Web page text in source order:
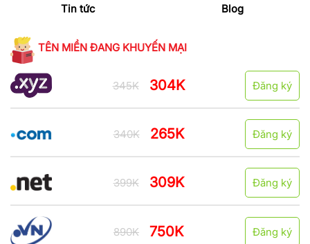
Tin tức Blog
TÊN MIỀN ĐANG KHUYẾN MẠI
345K 304K Đăng ký
340K 265K Đăng ký
399K 309K Đăng ký
890K 750K Đăng ký